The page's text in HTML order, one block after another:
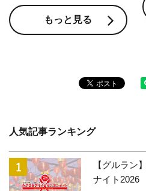
もっと見る
人気記事ランキング
【グルラン
ナイト2026